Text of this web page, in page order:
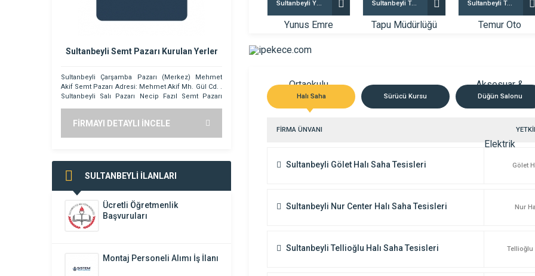
Sultanbeyli Semt Pazarı Kurulan Yerler
Sultanbeyli Çarşamba Pazarı (Merkez) Mehmet
Akif Semt Pazarı Adresi: Mehmet Akif Mh. Gül Cd. .
Sultanbeyli Salı Pazarı Necip Fazıl Semt Pazarı
Pazarı Adresi: Battal Gazi Mh. Yunus Emre Cd. .
FİRMAYI DETAYLI İNCELE
Sürat Kargo Sultanbeyli Şubesi
FİRMAYI DETAYLI İNCELE
Abonelik, Fatura Ödeme, Hat Bağlatma,
Telefon Hattı, İnternet
SULTANBEYLİ İLANLARI
Ücretli Öğretmenlik
Başvuruları
Montaj Personeli Alımı İş İlanı
Sultanbeyli Yunus Emre Ortaokulu Sultanbeyli Tapu Müdürlüğü Sultanbeyli Temur Oto Aksesuar & Elektrik
Halı Saha Sürücü Kursu Düğün Salonu
FİRMA ÜNVANI
Sultanbeyli Gölet Halı Saha Tesisleri Gölet
Sultanbeyli Nur Center Halı Saha Tesisleri Nur
Sultanbeyli Tellioğlu Halı Saha Tesisleri Tellioğlu